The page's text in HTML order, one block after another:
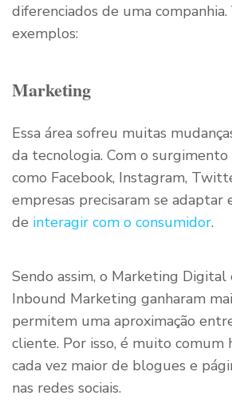
diferenciados de uma companhia.
exemplos:
Marketing
Essa área sofreu muitas
da tecnologia. Com o surgimento
como Facebook, Instagram,
empresas precisaram se adaptar
de interagir com o consumidor.
Sendo assim, o Marketing Digital
Inbound Marketing ganharam
permitem uma aproximação
cliente. Por isso, é muito comum
cada vez maior de blogues e
nas redes sociais.